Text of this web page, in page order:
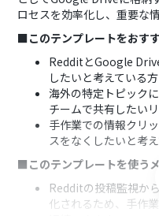
ロセスを効率化し、重要な
■このテンプレートをおす
RedditとGoogle
したいと考えている方
海外の特定トピック
チームで共有したい
手作業での情報クリ
スをなくしたいと考
■このテンプレートを使うメ
Redditの投稿監視か
化されるため、手作